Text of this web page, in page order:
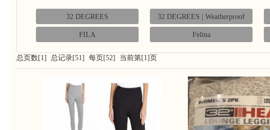
32 DEGREES 32 DEGREES | Weatherproof
FILA Felina
总页数[1] 总记录[51] 每页[52] 当前第[1]页